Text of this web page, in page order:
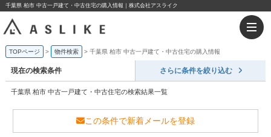
千葉県 柏市 中古一戸建て・中古住宅の購入情報｜株式会社アスライク
TOPページ 物件検索 千葉県 柏市 中古一戸建て・中古住宅の購入情報
現在の検索条件 さらに条件を絞り込む
千葉県 柏市 中古一戸建て・中古住宅の検索結果一覧
この条件で新着メールを登録